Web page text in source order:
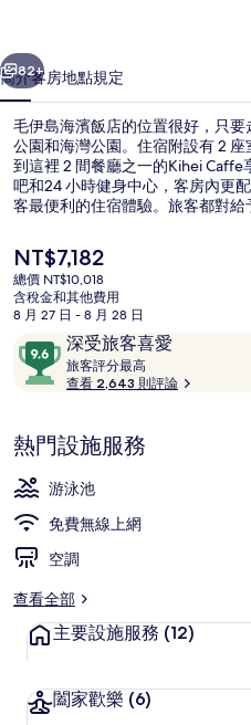
的
相
片
集
個 下一個
82+
簡介客房地點規定
毛伊島海濱飯店的位置很好，只
公園和海灣公園。住宿附設有 2
到這裡 2 間餐廳之一的Kihei
吧和24 小時健身中心，客房內更
客最便利的住宿體驗。旅客都對
目
前
的
價
是
NT$7,182
NT$7,182
總價 NT$10,018
含稅金和其他費用
8 月 27 日 - 8 月 28 日
評
論
深受旅客喜愛
9.6
分，
滿
10，
深
受
旅
客
喜
旅客評分最高
客
查看 2,643 則評論
熱門設施服務
游泳池
免費無線上網
空調
查看全部
主要設施服務 (12)
闔家歡樂 (6)